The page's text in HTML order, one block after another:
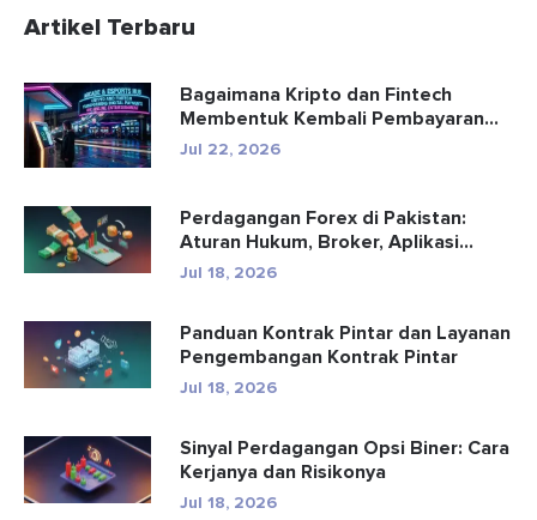
Artikel Terbaru
Bagaimana Kripto dan Fintech
Membentuk Kembali Pembayaran
dan Hibu...
Jul 22, 2026
Perdagangan Forex di Pakistan:
Aturan Hukum, Broker, Aplikasi
Perd...
Jul 18, 2026
Panduan Kontrak Pintar dan Layanan
Pengembangan Kontrak Pintar
Jul 18, 2026
Sinyal Perdagangan Opsi Biner: Cara
Kerjanya dan Risikonya
Jul 18, 2026